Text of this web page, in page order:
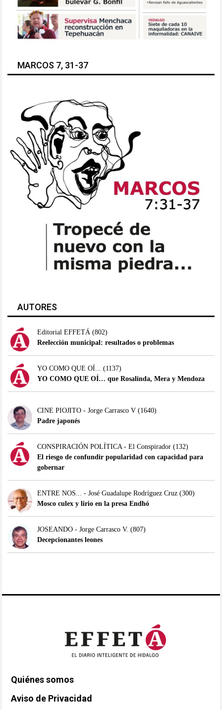
MARCOS 7, 31-37
AUTORES
Editorial EFFETÁ (802)
Reelección municipal: resultados o problemas
YO COMO QUE OÍ...
(1137)
YO COMO QUE OÍ… que Rosalinda, Mera y Mendoza
CINE PIOJITO - Jorge Carrasco V(1640)
Padre japonés
CONSPIRACIÓN POLÍTICA - El Conspirador(132)
El riesgo de confundir popularidad con capacidad para
gobernar
ENTRE NOS... - José Guadalupe Rodríguez Cruz(300)
Mosco culex y lirio en la presa Endhó
JOSEANDO - Jorge Carrasco V. (807)
Decepcionantes leones
Quiénes somos
Aviso de Privacidad